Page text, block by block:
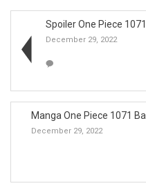
Spoiler One Piece
December 29, 2022
December 29, 2022